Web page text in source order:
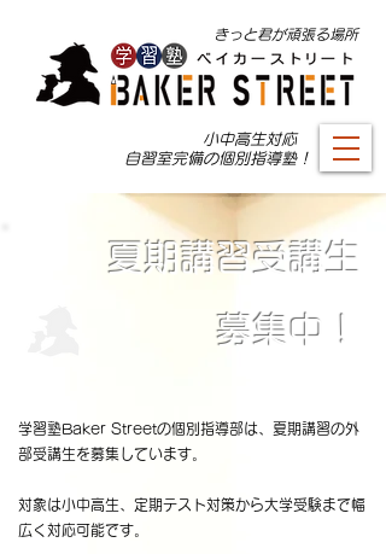
​きっと君が頑張る場所
小中高生対応 ​
自習室完備の個別指導塾！
学習塾Baker Streetの個別指導部は、夏期講習の外
部受講生を募集しています。
​対象は小中高生、定期テスト対策から大学受験まで幅
広く対応可能です。
夏期講習受講生
​募集中！